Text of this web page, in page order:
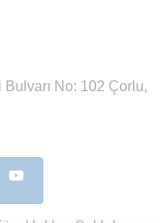
No: 102 Çorlu,